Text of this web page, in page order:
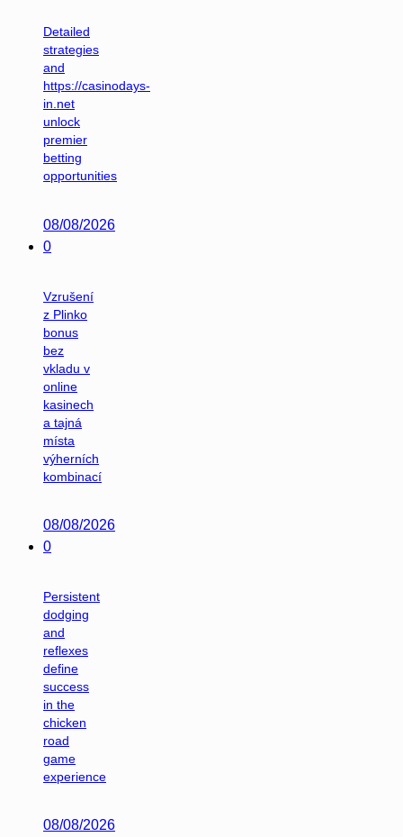
Detailed
strategies
and
https://casinodays-
in.net
unlock
premier
betting
opportunities
08/08/2026
0
Vzrušení
z Plinko
bonus
bez
vkladu v
online
kasinech
a tajná
místa
výherních
kombinací
08/08/2026
0
Persistent
dodging
and
reflexes
define
success
in the
chicken
road
game
experience
08/08/2026